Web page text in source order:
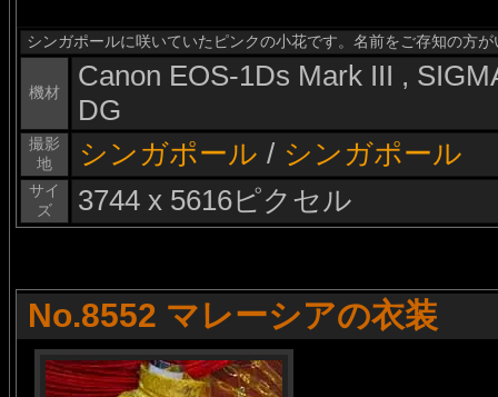
シンガポールに咲いていたピンクの小花です。名前をご存知の方
機材
Canon EOS-1Ds Mark III ,
DG
撮影
地
シンガポール / シンガポール
サイ
ズ
3744 x 5616ピクセル
No.8552 マレーシアの衣装